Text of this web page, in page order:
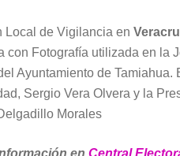
Local de Vigilancia en
con Fotografía utilizada en la
Ayuntamiento de Tamiahua.
Sergio Vera Olvera y la
Morales
enCentral